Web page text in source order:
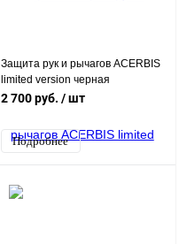
Защита рук и рычагов ACERBIS
limited version черная
2 700 руб. / шт
Подробнее